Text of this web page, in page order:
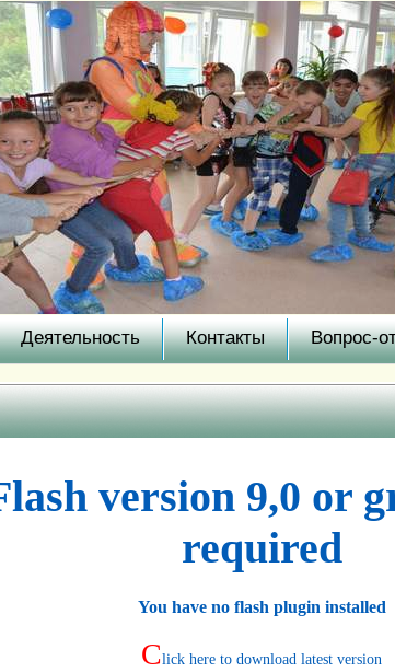
Деятельность Контакты Вопрос-
version 9,0 or
required
You have no flash plugin installed
Click here to download latest version